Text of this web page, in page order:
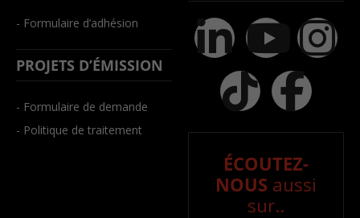
- Formulaire d’adhésion
PROJETS D’ÉMISSION
- Formulaire de demande
- Politique de traitement
ÉCOUTEZ-
NOUS aussi
sur..